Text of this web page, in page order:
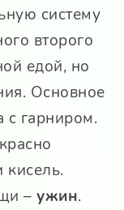
систему
второго
едой, но
Основное
гарниром.
кисель.
– ужин.